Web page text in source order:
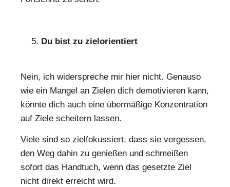
Du bist zu zielorientiert
Nein, ich widerspreche mir hier nicht. Genauso
wie ein Mangel an Zielen dich demotivieren kann,
könnte dich auch eine übermäßige Konzentration
auf Ziele scheitern lassen.
Viele sind so zielfokussiert, dass sie vergessen,
den Weg dahin zu genießen und schmeißen
sofort das Handtuch, wenn das gesetzte Ziel
nicht direkt erreicht wird.